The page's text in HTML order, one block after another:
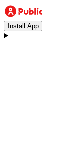
Install App